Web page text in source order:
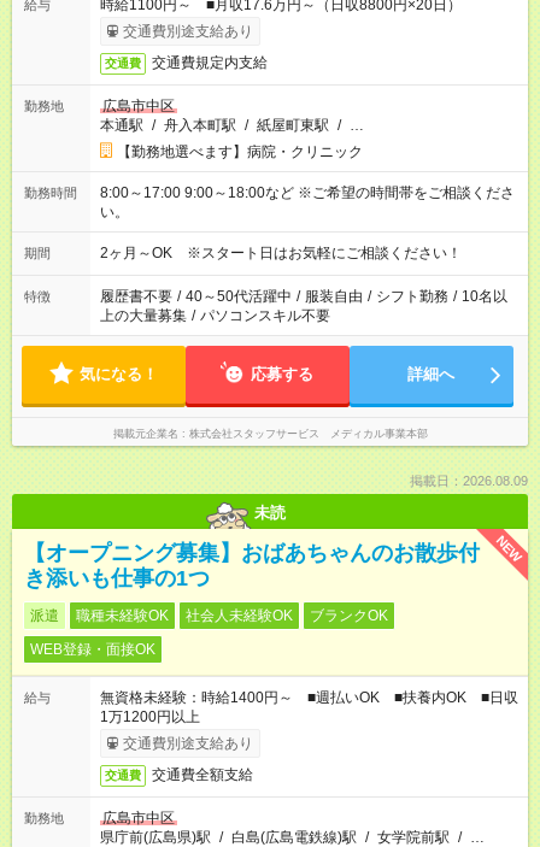
給与
時給1100円～ ■月収17.6万円～（日収8800円×20日）
交通費別途支給あり
交通費 交通費規定内支給
勤務地
広島市中区
本通駅 / 舟入本町駅 / 紙屋町東駅 / …
【勤務地選べます】病院・クリニック
勤務時間
8:00～17:00 9:00～18:00など ※ご希望の時間帯をご相談くださ
い。
期間 2ヶ月～OK ※スタート日はお気軽にご相談ください！
特徴 履歴書不要 / 40～50代活躍中 / 服装自由 / シフト勤務 / 10名以
上の大量募集 / パソコンスキル不要
気になる！ 応募する 詳細へ
掲載元企業名 株式会社スタッフサービス メディカル事業本部
掲載日：2026.08.09
未読
NEW
【オープニング募集】おばあちゃんのお散歩付
き添いも仕事の1つ
派遣 職種未経験OK 社会人未経験OK
ブランクOK
WEB登録・面接OK
給与
無資格未経験：時給1400円～ ■週払いOK ■扶養内OK ■日収
1万1200円以上
交通費別途支給あり
交通費 交通費全額支給
勤務地
広島市中区
県庁前(広島県)駅 / 白島(広島電鉄線)駅 / 女学院前駅 / …